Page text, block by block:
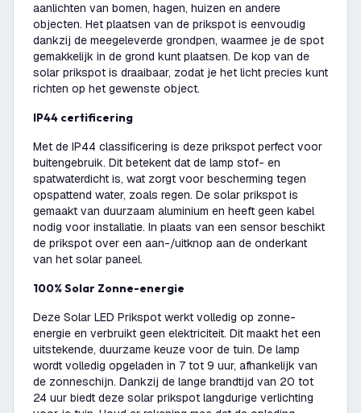
aanlichten van bomen, hagen, huizen en andere
objecten. Het plaatsen van de prikspot is eenvoudig
dankzij de meegeleverde grondpen, waarmee je de spot
gemakkelijk in de grond kunt plaatsen. De kop van de
solar prikspot is draaibaar, zodat je het licht precies kunt
richten op het gewenste object.
IP44 certificering
Met de IP44 classificering is deze prikspot perfect voor
buitengebruik. Dit betekent dat de lamp stof- en
spatwaterdicht is, wat zorgt voor bescherming tegen
opspattend water, zoals regen. De solar prikspot is
gemaakt van duurzaam aluminium en heeft geen kabel
nodig voor installatie. In plaats van een sensor beschikt
de prikspot over een aan-/uitknop aan de onderkant
van het solar paneel.
100% Solar Zonne-energie
Deze Solar LED Prikspot werkt volledig op zonne-
energie en verbruikt geen elektriciteit. Dit maakt het een
uitstekende, duurzame keuze voor de tuin. De lamp
wordt volledig opgeladen in 7 tot 9 uur, afhankelijk van
de zonneschijn. Dankzij de lange brandtijd van 20 tot
24 uur biedt deze solar prikspot langdurige verlichting